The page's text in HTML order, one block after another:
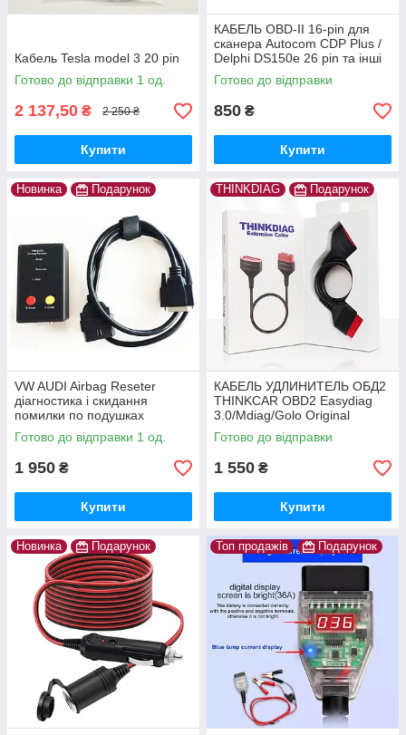
Кабель Tesla model 3 20 pin
Готово до відправки 1 од.
2 137,50 ₴ 2 250 ₴
Купити
КАБЕЛЬ OBD-II 16-pin для
сканера Autocom CDP Plus /
Delphi DS150e 26 pin та інші
Готово до відправки
850 ₴
Купити
Новинка Подарунок
VW AUDI Airbag Reseter
діагностика і скидання
помилки по подушках
безпеки
Готово до відправки 1 од.
1 950 ₴
Купити
THINKDIAG Подарунок
КАБЕЛЬ УДЛИНИТЕЛЬ ОБД2
THINKCAR OBD2 Easydiag
3.0/Mdiag/Golo Original
THINKDIAG
Готово до відправки
1 550 ₴
Купити
Новинка Подарунок Топ продажів Подарунок